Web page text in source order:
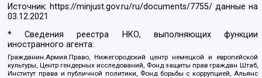
Источник: https://minjust.gov.ru/ru/documents/7755/ данные на
03.12.2021
* Сведения реестра НКО, выполняющих функции
иностранного агента:
Гражданин.Армия.Право, Нижегородский центр немецкой и европейской
культуры, Центр гендерных исследований, Фонд защиты прав граждан Штаб,
Институт права и публичной политики, Фонд борьбы с коррупцией, Альянс